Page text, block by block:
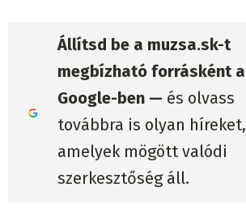
Állítsd be a muzsa.sk-t
megbízható forrásként a
Google-ben — és olvass
továbbra is olyan híreket,
amelyek mögött valódi
szerkesztőség áll.